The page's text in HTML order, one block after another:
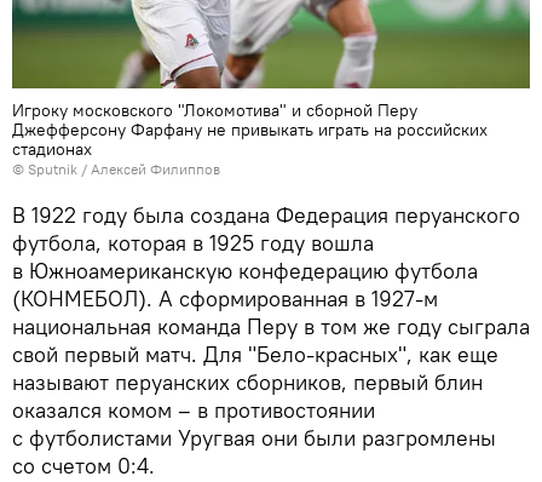
Игроку московского "Локомотива" и сборной Перу
Джефферсону Фарфану не привыкать играть на российских
стадионах
© Sputnik / Алексей Филиппов
В 1922 году была создана Федерация перуанского
футбола, которая в 1925 году вошла
в Южноамериканскую конфедерацию футбола
(КОНМЕБОЛ). А сформированная в 1927-м
национальная команда Перу в том же году сыграла
свой первый матч. Для "Бело-красных", как еще
называют перуанских сборников, первый блин
оказался комом – в противостоянии
с футболистами Уругвая они были разгромлены
со счетом 0:4.